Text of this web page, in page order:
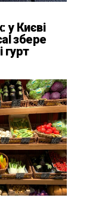
у Києві
збере
гурт